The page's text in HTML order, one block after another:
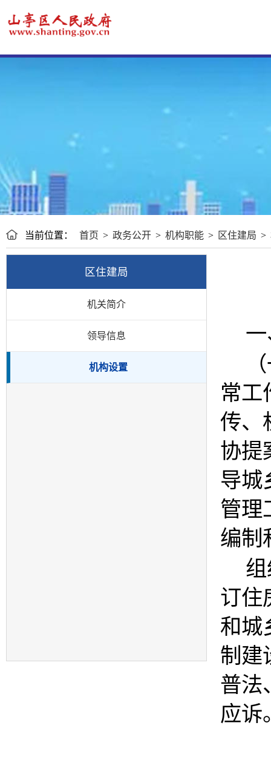
当前位置： 首页 > 政务公开 > 机构职能 > 区住建局 >
区住建局
机关简介
领导信息
机构设置
常工
传、
协提
导城
管理
编制
订住
和城
制建
普法
应诉